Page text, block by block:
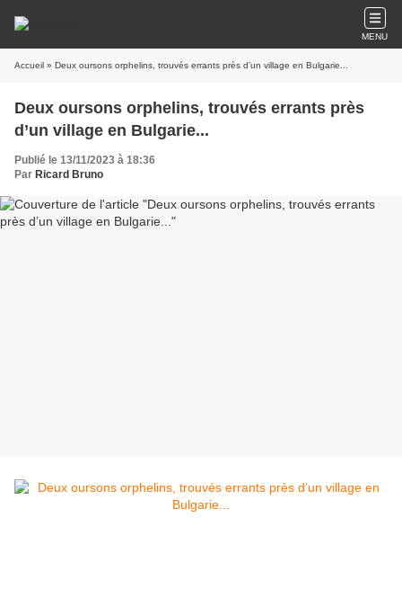
MENU
Accueil » Deux oursons orphelins, trouvés errants près d’un village en Bulgarie...
Deux oursons orphelins, trouvés errants près
d’un village en Bulgarie...
Publié le 13/11/2023 à 18:36
Par Ricard Bruno